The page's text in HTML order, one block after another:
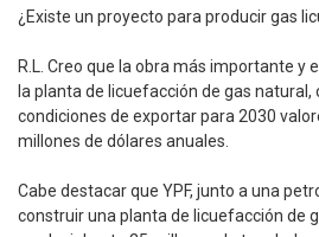
¿Existe un proyecto para producir gas
R.L. Creo que la obra más importante y
la planta de licuefacción de gas
condiciones de exportar para 2030
millones de dólares anuales.
Cabe destacar que YPF, junto a una
construir una planta de licuefacción de